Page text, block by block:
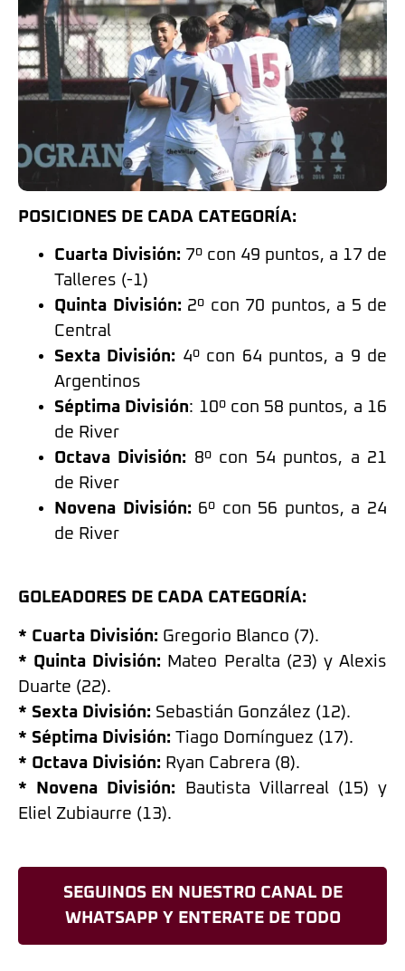
POSICIONES DE CADA CATEGORÍA:
Cuarta División: 7º con 49 puntos, a 17 de
Talleres (-1)
Quinta División: 2º con 70 puntos, a 5 de
Central
Sexta División: 4º con 64 puntos, a 9 de
Argentinos
Séptima División: 10º con 58 puntos, a 16
de River
Octava División: 8º con 54 puntos, a 21
de River
Novena División: 6º con 56 puntos, a 24
de River
GOLEADORES DE CADA CATEGORÍA:
* Cuarta División: Gregorio Blanco (7).
* Quinta División: Mateo Peralta (23) y Alexis
Duarte (22).
* Sexta División: Sebastián González (12).
* Séptima División: Tiago Domínguez (17).
* Octava División: Ryan Cabrera (8).
* Novena División: Bautista Villarreal (15) y
Eliel Zubiaurre (13).
SEGUINOS EN NUESTRO CANAL DE
WHATSAPP Y ENTERATE DE TODO